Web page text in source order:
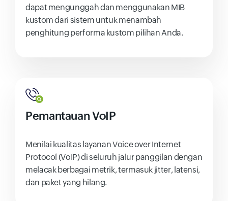
dapat mengunggah dan menggunakan MIB
kustom dari sistem untuk menambah
penghitung performa kustom pilihan Anda.
Pemantauan VoIP
Menilai kualitas layanan Voice over Internet
Protocol (VoIP) di seluruh jalur panggilan dengan
melacak berbagai metrik, termasuk jitter, latensi,
dan paket yang hilang.